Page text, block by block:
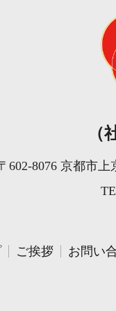
（
602-8076 京都市
ご挨拶 お問い